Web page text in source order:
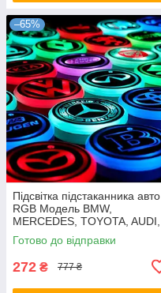
–65%
Підсвітка підстаканника авто
RGB Модель BMW,
MERCEDES, TOYOTA, AUDI,
LED підсвітка в машину
Готово до відправки
272 ₴ 777 ₴